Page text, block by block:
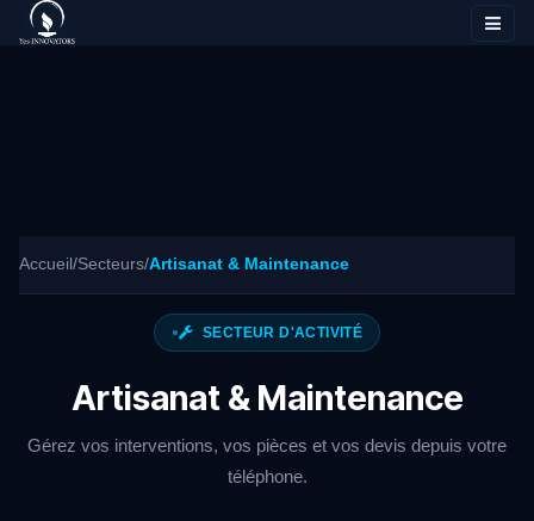
Se rendre au contenu
Accueil /Secteurs/Artisanat & Maintenance
SECTEUR D'ACTIVITÉ
Artisanat & Maintenance
Gérez vos interventions, vos pièces et vos devis depuis votre
téléphone.